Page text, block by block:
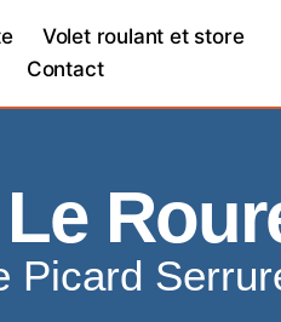
Volet roulant et store
Contact
Picard